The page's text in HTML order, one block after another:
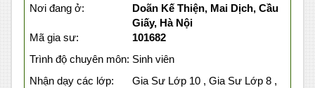
Nơi đang ở:
Doãn Kế Thiện, Mai Dịch, Cầu
Giấy, Hà Nội
Mã gia sư:
101682
Trình độ chuyên môn: Sinh viên
Nhận dạy các lớp:
Gia Sư Lớp 10 , Gia Sư Lớp 8 ,